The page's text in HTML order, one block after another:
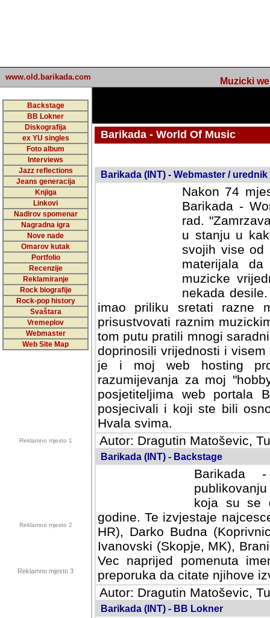
www.old.barikada.com Muzicki
Backstage
BB Lokner
Diskografija
ex YU singles
Foto album
Interviews
Jazz reflections
Jeans generacija
Knjiga
Linkovi
Nadirov spomenar
Nagradna igra
Nove nade
Omarov kutak
Portfolio
Recenzije
Reklamiranje
Rock biografije
Rock-pop history
Svaštara
Vremeplov
Webmaster
Web Site Map
Reklamno mjesto 1
Reklamno mjesto 2
Reklamno mjesto 3
Barikada - World Of Music
Barikada (INT) - Webmaster / urednik
Nakon 74
Barikada -
rad.
u stanju u
svojih vise od
materijala
muzicke
nekada
imao priliku sretati razne
prisustvovati raznim
tom putu pratili mnogi
doprinosili vrijednosti i
je i moj web hosting
razumijevanja za moj
posjetiteljima web portala
posjecivali i koji ste bili
Hvala svima.
Autor: Dragutin Matoševic,
Barikada (INT) - Backstage
Barikada
koja su se
godine. Te izvjestaje
HR), Darko Budna
Ivanovski (Skopje, MK),
Vec naprijed pomenuta
preporuka da citate njihove
Autor: Dragutin Matoševic,
Barikada (INT) - BB Lokner